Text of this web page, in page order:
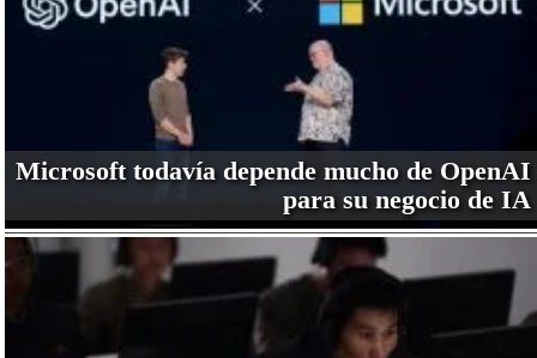
Microsoft todavía depende mucho de OpenAI
para su negocio de IA